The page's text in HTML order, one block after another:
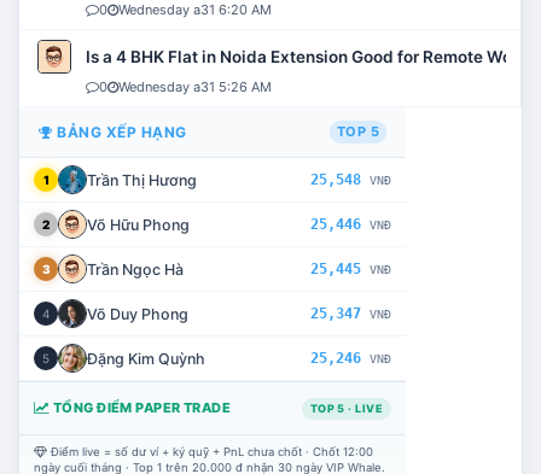
0 Wednesday a31 6:20 AM
Is a 4 BHK Flat in Noida Extension Good for Remote Work?
0 Wednesday a31 5:26 AM
BẢNG XẾP HẠNG TOP 5
1 Trần Thị Hương 25,548 VNĐ
2 Võ Hữu Phong 25,446 VNĐ
3 Trần Ngọc Hà 25,445 VNĐ
4 Võ Duy Phong 25,347 VNĐ
5 Đặng Kim Quỳnh 25,246 VNĐ
TỔNG ĐIỂM PAPER TRADE TOP 5 · LIVE
Điểm live = số dư ví + ký quỹ + PnL chưa chốt · Chốt 12:00
ngày cuối tháng · Top 1 trên 20.000 đ nhận 30 ngày VIP Whale.